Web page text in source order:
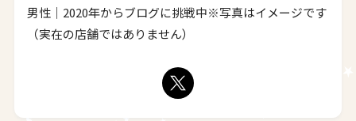
男性｜2020年からブログに挑戦中※写真はイメージです
（実在の店舗ではありません）